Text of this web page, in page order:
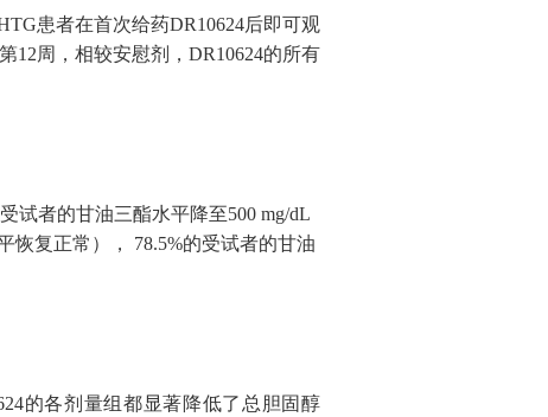
患者在首次给药DR10624后即可观
12周，相较安慰剂，DR10624的所有
试者的甘油三酯水平降至500 mg/dL
恢复正常）， 78.5%的受试者的甘油
的各剂量组都显著降低了总胆固醇